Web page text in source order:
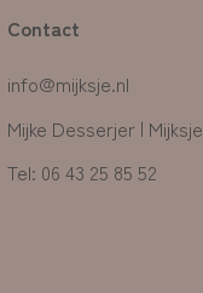
Contact
info@mijksje.nl
Mijke Desserjer | Mijksje
Tel: 06 43 25 85 52